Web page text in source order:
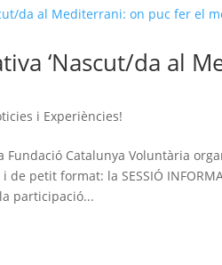
‘Nascut/da al
i Experiències!
Fundació Catalunya Voluntària
petit format: la SESSIÓ
la participació...